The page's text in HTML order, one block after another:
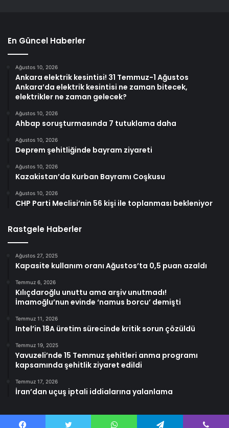
En Güncel Haberler
Ağustos 10, 2026
Ankara elektrik kesintisi! 31 Temmuz-1 Ağustos
Ankara’da elektrik kesintisi ne zaman bitecek,
elektrikler ne zaman gelecek?
Ağustos 10, 2026
Ahbap soruşturmasında 7 tutuklama daha
Ağustos 10, 2026
Deprem şehitliğinde bayram ziyareti
Ağustos 10, 2026
Kazakistan’da Kurban Bayramı Coşkusu
Ağustos 10, 2026
CHP Parti Meclisi’nin 56 kişi ile toplanması bekleniyor
Rastgele Haberler
Ağustos 27, 2025
Kapasite kullanım oranı Ağustos’ta 0,5 puan azaldı
Temmuz 6, 2026
Kılıçdaroğlu unuttu ama arşiv unutmadı!
İmamoğlu’nun evinde ‘namus borcu’ demişti
Temmuz 11, 2026
Intel’in 18A üretim sürecinde kritik sorun çözüldü
Temmuz 19, 2025
Yavuzeli’nde 15 Temmuz şehitleri anma programı
kapsamında şehitlik ziyaret edildi
Temmuz 17, 2026
İran’dan uçuş iptali iddialarına yalanlama